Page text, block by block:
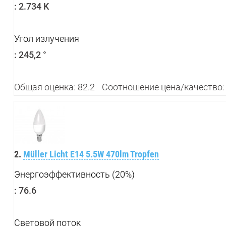
: 2.734 K
Угол излучения
: 245,2 °
Общая оценка: 82.2 Соотношение цена/
2. Müller Licht E14 5.5W 470lm Tropfen
Энергоэффективность (20%)
: 76.6
Световой поток